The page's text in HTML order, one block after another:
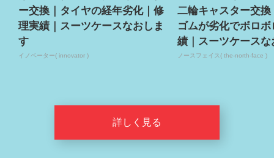
ー交換｜タイヤの経年劣化｜修
理実績｜スーツケースなおしま
す
イノベーター( innovator )
二輪キャスター交換
ゴムが劣化でボロ
績｜スーツケースな
ノースフェイス( the-north-face )
詳しく見る